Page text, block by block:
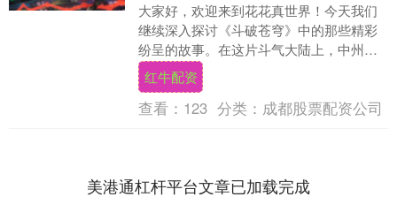
大家好，欢迎来到花花真世界！今天我们
继续深入探讨《斗破苍穹》中的那些精彩
纷呈的故事。在这片斗气大陆上，中州无
疑是最繁华、最为重磅的区域。提到中州
的顶尖势力，大家....
红牛配资
查看： 123 分类： 成都股票配资公司
美港通杠杆平台文章已加载完成